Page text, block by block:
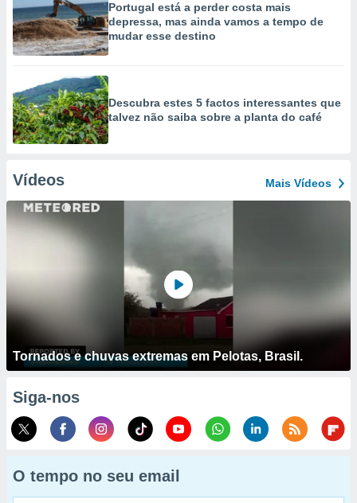
Portugal está a perder costa mais
depressa, mas ainda vamos a tempo de
mudar esse destino
Descubra estes 5 factos interessantes que
talvez não saiba sobre a planta do café
Vídeos Mais Vídeos
Tornados e chuvas extremas em Pelotas, Brasil.
Siga-nos
O tempo no seu email